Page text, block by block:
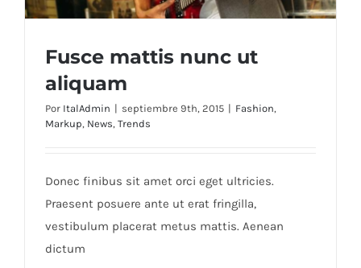
Fusce mattis nunc ut
aliquam
Por ItalAdmin | septiembre 9th, 2015 | Fashion,
Markup, News, Trends
Donec finibus sit amet orci eget ultricies.
Praesent posuere ante ut erat fringilla,
vestibulum placerat metus mattis. Aenean
dictum